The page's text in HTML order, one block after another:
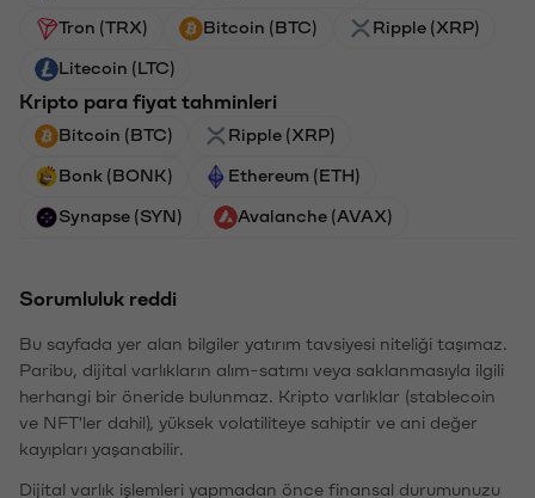
Tron (TRX) Bitcoin (BTC) Ripple (XRP)
Litecoin (LTC)
Kripto para fiyat tahminleri
Bitcoin (BTC) Ripple (XRP)
Bonk (BONK) Ethereum (ETH)
Synapse (SYN) Avalanche (AVAX)
Sorumluluk reddi
Bu sayfada yer alan bilgiler yatırım tavsiyesi niteliği taşımaz.
Paribu, dijital varlıkların alım-satımı veya saklanmasıyla ilgili
herhangi bir öneride bulunmaz. Kripto varlıklar (stablecoin
ve NFT'ler dahil), yüksek volatiliteye sahiptir ve ani değer
kayıpları yaşanabilir.
Dijital varlık işlemleri yapmadan önce finansal durumunuzu